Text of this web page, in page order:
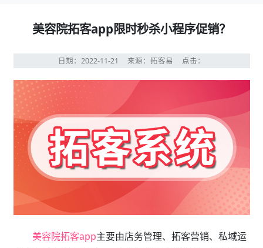
美容院拓客app限时秒杀小程序促销？
日期：2022-11-21 来源：拓客易 点击：
美容院拓客app主要由店务管理、拓客营销、私域运